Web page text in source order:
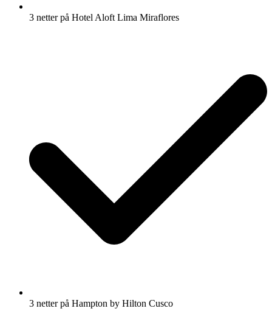
3 netter på Hotel Aloft Lima Miraflores
3 netter på Hampton by Hilton Cusco